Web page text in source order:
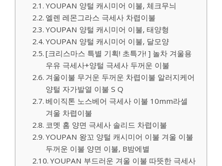
YOUPAN 양털 캐시미어 이불, 체크무늬
엘렌 레몬그라스 극세사 차렵이불
YOUPAN 양털 캐시미어 이불, 태양형
YOUPAN 양털 캐시미어 이불, 달모양
[크리스마스 특별 기획! 초특가! ] 놀차 겨울용
우유 극세사+양털 극세사 두꺼운 이불
겨울이불 무거운 두꺼운 차렵이불 알러지케어
양털 자가발열 이불 S Q
베이직톤 노스베어 극세사 이불 10mm라셀
겨울 차렵이불
코멧 홈 양면 극세사 솔리드 차렵이불
YOUPAN 왕꼬 양털 캐시미어 이불 겨울 이불
두꺼운 이불 양면 이불, B밤에별
YOUPAN 부드러운 겨울 이불 따뜻한 극세사